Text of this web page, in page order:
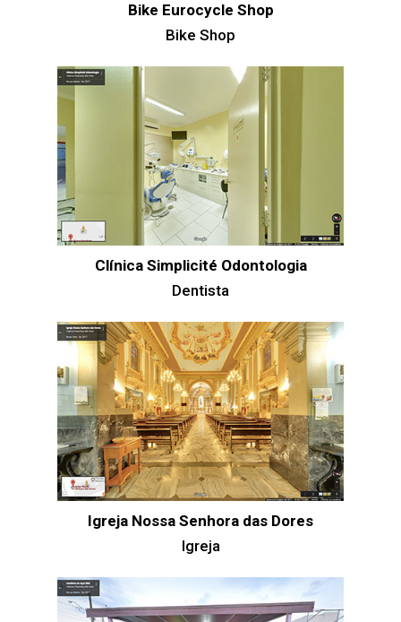
Bike Eurocycle Shop
Bike Shop
Clínica Simplicité Odontologia
Dentista
Igreja Nossa Senhora das Dores
Igreja